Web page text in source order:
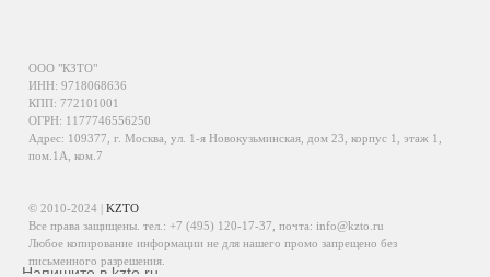
ООО "КЗТО"
ИНН: 9718068636
КПП: 772101001
ОГРН: 1177746556250
Адрес: 109377, г. Москва, ул. 1-я Новокузьминская, дом 23, корпус 1, этаж 1,
пом.1А, ком.7
© 2010-2024 |KZTO
Все права защищены. тел.: +7 (495) 120-17-37 , почта: info@kzto.ru
Любое копирование информации не для нашего промо запрещено без
письменного разрешения.
Напишите в kzto.ru